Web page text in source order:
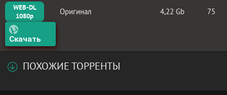
WEB-DL
1080p
Оригинал 4,22 Gb 75
Скачать
ПОХОЖИЕ ТОРРЕНТЫ